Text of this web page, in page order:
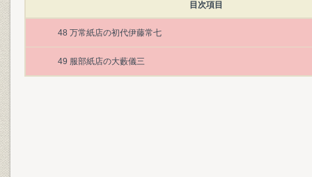
目次項目
48 万常紙店の初代伊藤常七
49 服部紙店の大藪儀三